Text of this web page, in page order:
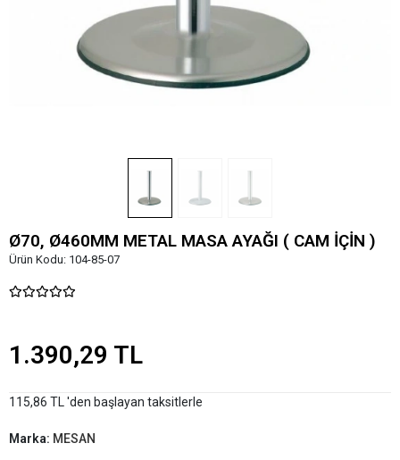
Ø70, Ø460MM METAL MASA AYAĞI ( CAM İÇİN )
Ürün Kodu: 104-85-07
1.390,29 TL
115,86 TL 'den başlayan taksitlerle
Marka: MESAN